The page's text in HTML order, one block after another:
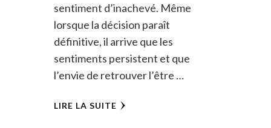
sentiment d’inachevé. Même
lorsque la décision paraît
définitive, il arrive que les
sentiments persistent et que
l’envie de retrouver l’être …
LIRE LA SUITE